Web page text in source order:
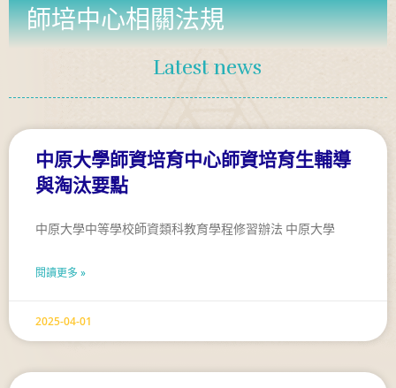
師培中心相關法規
Latest news
中原大學師資培育中心師資培育生輔導
與淘汰要點
中原大學中等學校師資類科教育學程修習辦法 中原大學
閱讀更多 »
2025-04-01